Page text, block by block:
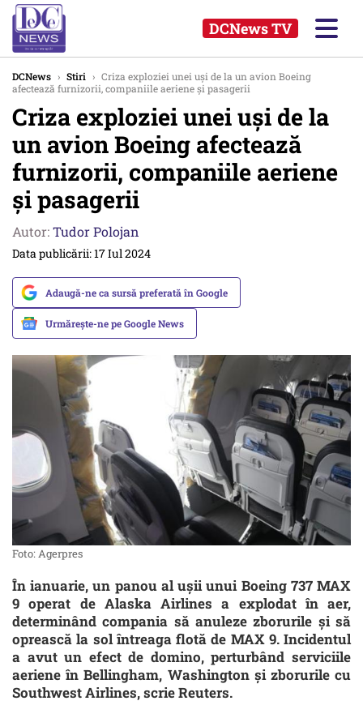
DCNews TV
DCNews › Stiri › Criza exploziei unei uși de la un avion Boeing
afectează furnizorii, companiile aeriene și pasagerii
Criza exploziei unei uși de la
un avion Boeing afectează
furnizorii, companiile aeriene
și pasagerii
Autor:Tudor Polojan
Data publicării: 17 Iul 2024
Adaugă-ne ca sursă preferată în Google
Urmărește-ne pe Google News
Foto: Agerpres
În ianuarie, un panou al ușii unui Boeing 737 MAX
9 operat de Alaska Airlines a explodat în aer,
determinând compania să anuleze zborurile și să
oprească la sol întreaga flotă de MAX 9. Incidentul
a avut un efect de domino, perturbând serviciile
aeriene în Bellingham, Washington și zborurile cu
Southwest Airlines, scrie Reuters.